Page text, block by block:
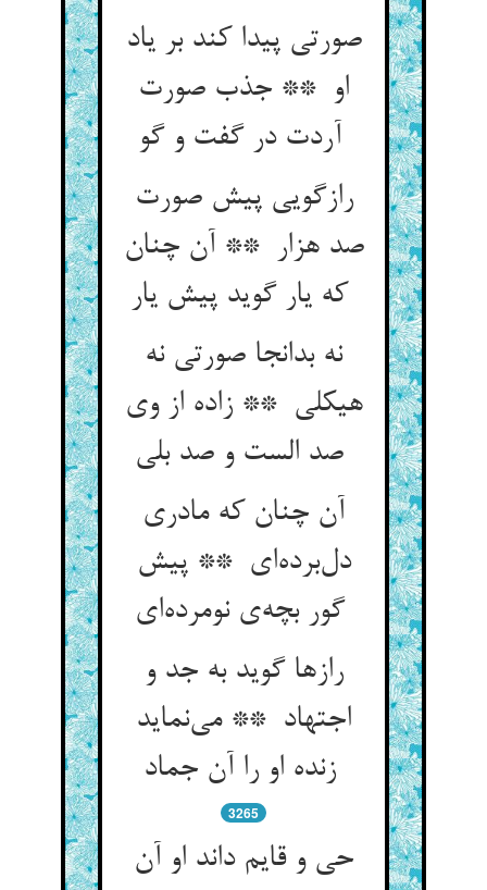
صورتی پیدا کند بر یاد
او ** جذب صورت
رازگویی پیش صورت
صد هزار ** آن چنان
نه بدانجا صورتی نه
هیکلی ** زاده از وی
آن چنان که مادری
دل‌برده‌ای ** پیش
گور بچه‌ی نومرده‌ای
رازها گوید به جد و
اجتهاد ** می‌نماید
زنده او را آن جماد
3265
حی و قایم داند او آن